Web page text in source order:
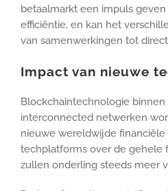
betaalmarkt een impuls
efficiëntie, en kan het
van samenwerkingen tot
Impact van nieuwe
Blockchaintechnologie
interconnected netwerken
nieuwe wereldwijde financiële
techplatforms over de gehele
zullen onderling steeds meer